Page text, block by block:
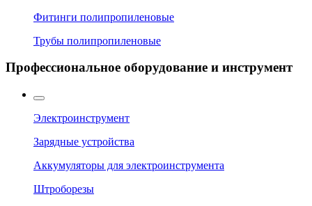
Фитинги полипропиленовые
Трубы полипропиленовые
Профессиональное оборудование и инструмент
Электроинструмент
Зарядные устройства
Аккумуляторы для электроинструмента
Штроборезы